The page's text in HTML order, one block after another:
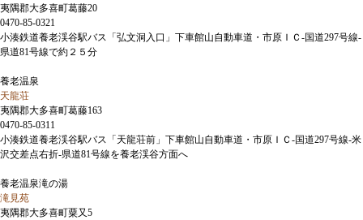
夷隅郡大多喜町葛藤20
0470-85-0321
小湊鉄道養老渓谷駅バス「弘文洞入口」下車館山自動車道・市原ＩＣ-国道297号線-
県道81号線で約２５分
養老温泉
天龍荘
夷隅郡大多喜町葛藤163
0470-85-0311
小湊鉄道養老渓谷駅バス「天龍荘前」下車館山自動車道・市原ＩＣ-国道297号線-米
沢交差点右折-県道81号線を養老渓谷方面へ
養老温泉滝の湯
滝見苑
夷隅郡大多喜町粟又5